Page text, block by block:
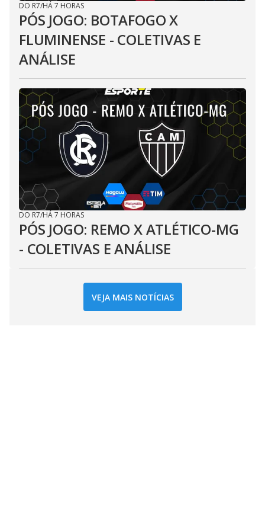
DO R7/HÁ 7 HORAS
PÓS JOGO: BOTAFOGO X
FLUMINENSE - COLETIVAS E
ANÁLISE
DO R7/HÁ 7 HORAS
PÓS JOGO: REMO X ATLÉTICO-MG
- COLETIVAS E ANÁLISE
VEJA MAIS NOTÍCIAS